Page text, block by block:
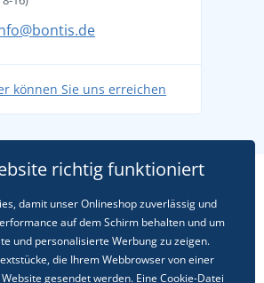
können Sie uns erreichen
richtig funktioniert
damit unser Onlineshop zuverlässig und
auf dem Schirm behalten und um
und personalisierte Werbung zu zeigen.
die Ihrem Webbrowser von einer
gesendet werden. Eine Cookie-Datei